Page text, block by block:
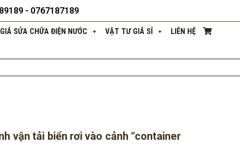
- 0767187189
GIÁ SỬA CHỮA ĐIỆN NƯỚC VẬT TƯ GIÁ SỈ LIÊN HỆ
vận tải biển rơi vào cảnh “container